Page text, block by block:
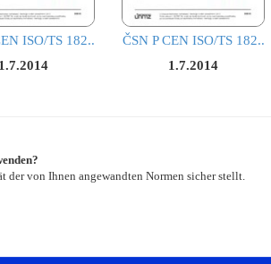
ISO/TS 182..
1.7.2014
ČSN P CEN ISO/TS 182..
1.7.2014
von Ihnen angewandten Normen sicher stellt.